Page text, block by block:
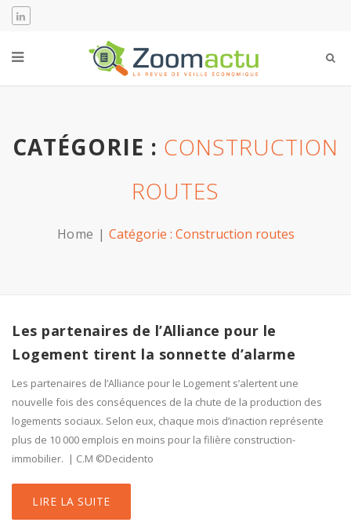
CATÉGORIE : CONSTRUCTION
ROUTES
Home Catégorie : Construction routes
Les partenaires de l’Alliance pour le
Logement tirent la sonnette d’alarme
Les partenaires de l’Alliance pour le Logement s’alertent une
nouvelle fois des conséquences de la chute de la production des
logements sociaux. Selon eux, chaque mois d’inaction représente
plus de 10 000 emplois en moins pour la filière construction-
immobilier. | C.M ©Decidento
LIRE LA SUITE